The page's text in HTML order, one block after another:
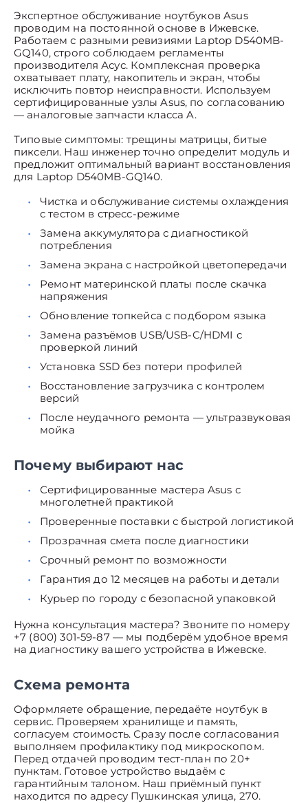
Экспертное обслуживание ноутбуков Asus
проводим на постоянной основе в Ижевске.
Работаем с разными ревизиями Laptop D540MB-
GQ140, строго соблюдаем регламенты
производителя Асус. Комплексная проверка
охватывает плату, накопитель и экран, чтобы
исключить повтор неисправности. Используем
сертифицированные узлы Asus, по согласованию
— аналоговые запчасти класса A.
Типовые симптомы: трещины матрицы, битые
пиксели. Наш инженер точно определит модуль и
предложит оптимальный вариант восстановления
для Laptop D540MB-GQ140.
Чистка и обслуживание системы охлаждения
с тестом в стресс-режиме
Замена аккумулятора с диагностикой
потребления
Замена экрана с настройкой цветопередачи
Ремонт материнской платы после скачка
напряжения
Обновление топкейса с подбором языка
Замена разъёмов USB/USB-C/HDMI с
проверкой линий
Установка SSD без потери профилей
Восстановление загрузчика с контролем
версий
После неудачного ремонта — ультразвуковая
мойка
Почему выбирают нас
Сертифицированные мастера Asus с
многолетней практикой
Проверенные поставки с быстрой логистикой
Прозрачная смета после диагностики
Срочный ремонт по возможности
Гарантия до 12 месяцев на работы и детали
Курьер по городу с безопасной упаковкой
Нужна консультация мастера? Звоните по номеру
+7 (800) 301-59-87 — мы подберём удобное время
на диагностику вашего устройства в Ижевске.
Схема ремонта
Оформляете обращение, передаёте ноутбук в
сервис. Проверяем хранилище и память,
согласуем стоимость. Сразу после согласования
выполняем профилактику под микроскопом.
Перед отдачей проводим тест-план по 20+
пунктам. Готовое устройство выдаём с
гарантийным талоном. Наш приёмный пункт
находится по адресу Пушкинская улица, 270.